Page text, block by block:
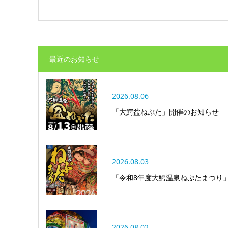
最近のお知らせ
2026.08.06
「大鰐盆ねぷた」開催のお知らせ
2026.08.03
「令和8年度大鰐温泉ねぷたまつり